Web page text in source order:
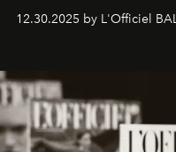
ecosystems.
Sabrina
brand strategist with
framework where
converge with surgical
12.30.2025 by L'Officiel